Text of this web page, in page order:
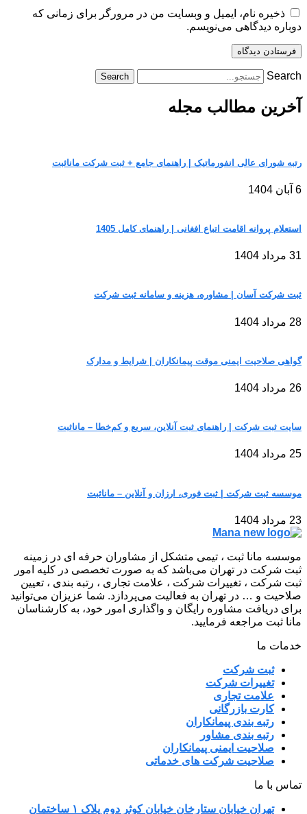
ذخیره نام، ایمیل و وبسایت من در مرورگر برای زمانی که
دوباره دیدگاهی می‌نویسم.
Search
Search
آخرین مطالب مجله
رتبه شورای عالی انفورماتیک | راهنمای جامع + ثبت شرکت مانا‌ثبت
6 آبان 1404
استعلام پروانه اقامت اتباع افغانی | راهنمای کامل 1405
31 مرداد 1404
ثبت شرکت آسان | مشاوره، هزینه و سامانه ثبت شرکت
28 مرداد 1404
گواهی صلاحیت ایمنی موقت پیمانکاران | شرایط و مدارک
26 مرداد 1404
سایت ثبت شرکت | راهنمای ثبت آنلاین، سریع و کم‌خطا – مانا‌ثبت
25 مرداد 1404
موسسه ثبت شرکت | ثبت فوری، ارزان و آنلاین – مانا‌ثبت
23 مرداد 1404
موسسه مانا ثبت ، تیمی متشکل از مشاوران حرفه ای در زمینه
ثبت شرکت در تهران می‌باشد که به صورت تخصصی در کلیه امور
ثبت شرکت ، تغییرات شرکت ، علامت تجاری ، رتبه بندی ، تعیین
صلاحیت و … در تهران به فعالیت می‌پردازد. شما عزیزان می‌توانید
برای دریافت مشاوره رایگان و واگذاری امور خود، به کارشناسان
مانا ثبت مراجعه فرمایید.
خدمات ما
ثبت شرکت
تغییرات شرکت
علامت تجاری
کارت بازرگانی
رتبه بندی پیمانکاران
رتبه بندی مشاور
صلاحیت ایمنی پیمانکاران
صلاحیت شرکت های خدماتی
تماس با ما
تهران خیابان ستارخان خیابان کوثر دوم پلاک ۱ ساختمان